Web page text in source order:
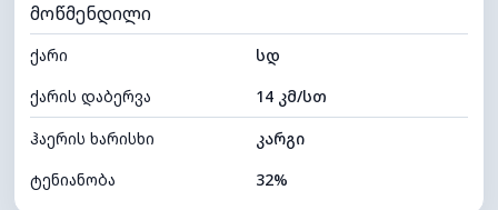
ხილვადობა
განათების ინდექსი 7 (ნათელი)
ღრუბლის სიმაღლე 11360 მ
მოწმენდილი
ქარი
სდ
ქარის დაბერვა
14 კმ/სთ
ჰაერის ხარისხი
კარგი
ტენიანობა
32%